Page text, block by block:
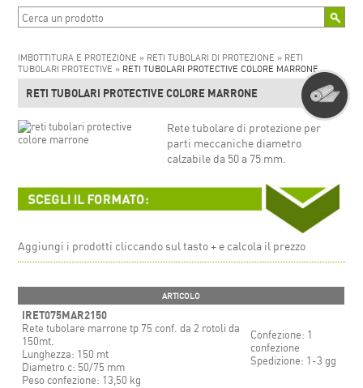
IMBOTTITURA E PROTEZIONE » RETI TUBOLARI DI PROTEZIONE » RETI
TUBOLARI PROTECTIVE » RETI TUBOLARI PROTECTIVE COLORE MARRONE
RETI TUBOLARI PROTECTIVE COLORE MARRONE
Rete tubolare di protezione per
parti meccaniche diametro
calzabile da 50 a 75 mm.
Aggiungi i prodotti cliccando sul tasto + e calcola il prezzo
ARTICOLO
IRET075MAR2150
Rete tubolare marrone tp 75 conf. da 2 rotoli da
150mt.
Lunghezza: 150 mt
Diametro c: 50/75 mm
Peso confezione: 13,50 kg
Confezione: 1
confezione
Spedizione: 1-3 gg